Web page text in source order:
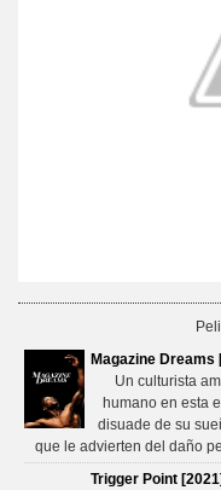
Magazine Dreams
Un culturista
humano en esta
disuade de su
que le advierten del daño
Trigger Point